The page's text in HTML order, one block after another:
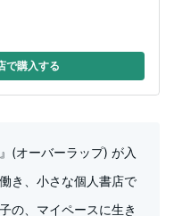
で購入する
(オーバーラップ) が入
き、小さな個人書店で
の、マイペースに生き